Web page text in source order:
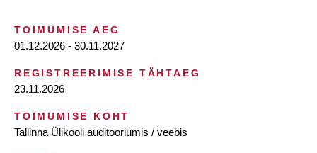
TOIMUMISE AEG
01.12.2026 - 30.11.2027
REGISTREERIMISE TÄHTAEG
23.11.2026
TOIMUMISE KOHT
Tallinna Ülikooli auditooriumis / veebis